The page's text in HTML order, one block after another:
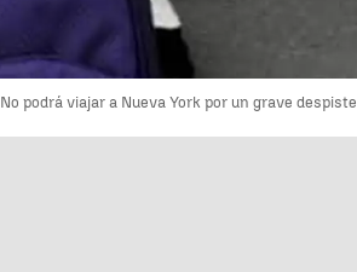
No podrá viajar a Nueva York por un grave despiste